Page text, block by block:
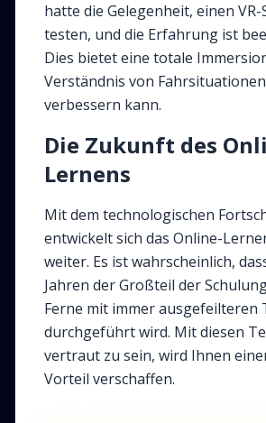
hatte die Gelegenheit, einen
testen, und die Erfahrung ist
Dies bietet eine totale
Verständnis von
verbessern kann.
Die Zukunft des
Lernens
Mit dem technologischen
entwickelt sich das Online-
weiter. Es ist wahrscheinlich,
Jahren der Großteil der
Ferne mit immer ausgefeilteren
durchgeführt wird. Mit diesen
vertraut zu sein, wird Ihnen
Vorteil verschaffen.